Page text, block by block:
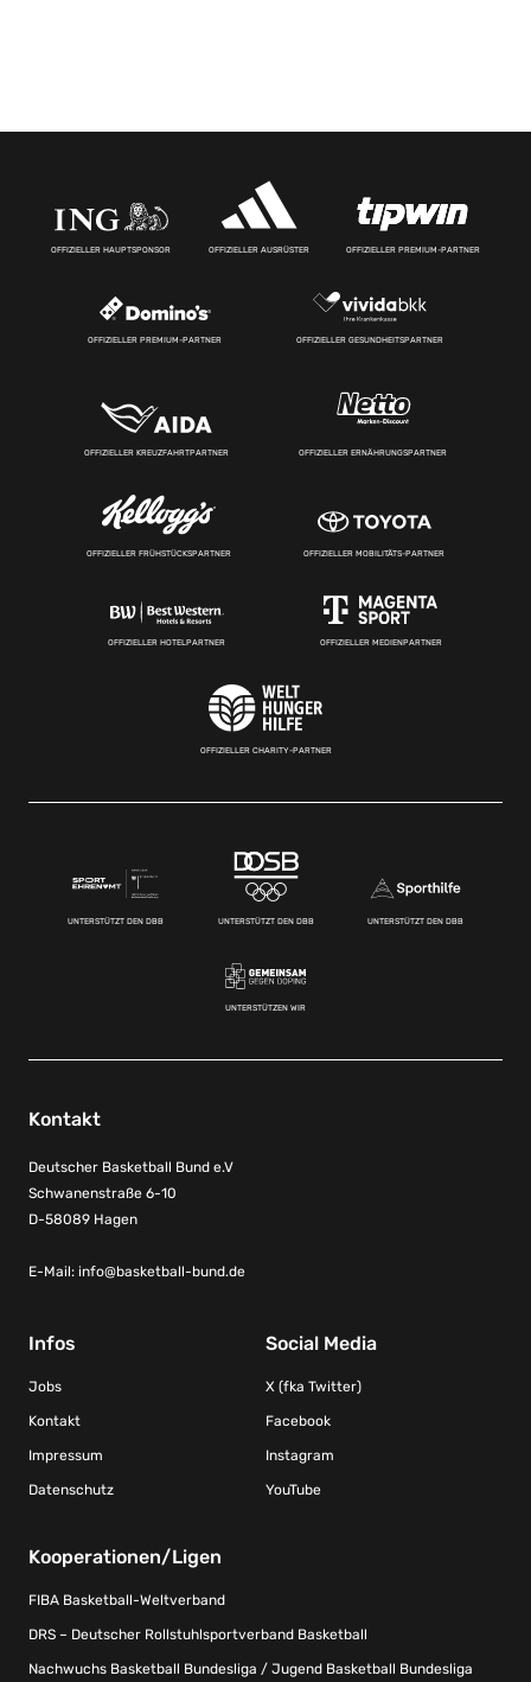
OFFIZIELLER HAUPTSPONSOR OFFIZIELLER AUSRÜSTER OFFIZIELLER PREMIUM-PARTNER
OFFIZIELLER PREMIUM-PARTNER OFFIZIELLER GESUNDHEITSPARTNER
OFFIZIELLER KREUZFAHRTPARTNER OFFIZIELLER ERNÄHRUNGSPARTNER
OFFIZIELLER FRÜHSTÜCKSPARTNER OFFIZIELLER MOBILITÄTS-PARTNER
OFFIZIELLER HOTELPARTNER OFFIZIELLER MEDIENPARTNER
OFFIZIELLER CHARITY-PARTNER
UNTERSTÜTZT DEN DBB UNTERSTÜTZT DEN DBB UNTERSTÜTZT DEN DBB
UNTERSTÜTZEN WIR
Kontakt
Deutscher Basketball Bund e.V
Schwanenstraße 6-10
D-58089 Hagen
E-Mail: info@basketball-bund.de
Infos
Jobs
Kontakt
Impressum
Datenschutz
Social Media
X (fka Twitter)
Facebook
Instagram
YouTube
Kooperationen/Ligen
FIBA Basketball-Weltverband
DRS – Deutscher Rollstuhlsportverband Basketball
Nachwuchs Basketball Bundesliga / Jugend Basketball Bundesliga